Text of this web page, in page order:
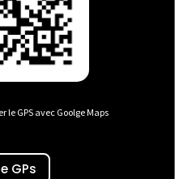
le GPS avec Goolge Maps
GPs